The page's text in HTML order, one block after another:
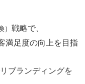
） 戦略で、
満足度の向上を目指
ブランディングを